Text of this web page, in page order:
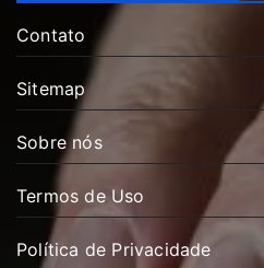
Contato
Sitemap
Sobre nós
Termos de Uso
Política de Privacidade